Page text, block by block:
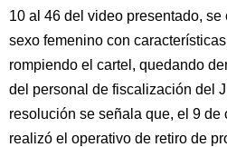
10 al 46 del video presentado,
sexo femenino con
rompiendo el cartel, quedando
del personal de fiscalización del
resolución se señala que, el 9 de
realizó el operativo de retiro de